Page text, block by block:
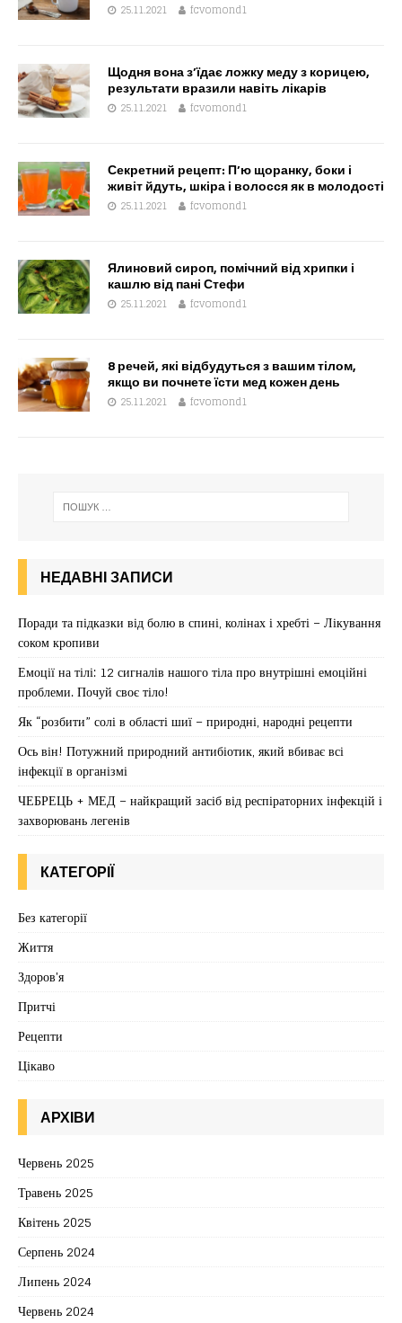
25.11.2021 fcvomond1
Щодня вона з’їдає ложку меду з корицею,
результати вразили навіть лікарів
25.11.2021 fcvomond1
Секретний рецепт: П’ю щоранку, боки і
живіт йдуть, шкіра і волосся як в молодості
25.11.2021 fcvomond1
Ялиновий сироп, помічний від хрипки і
кашлю від пані Стефи
25.11.2021 fcvomond1
8 речей, які відбудуться з вашим тілом,
якщо ви почнете їсти мед кожен день
25.11.2021 fcvomond1
НЕДАВНІ ЗАПИСИ
Поради та підказки від болю в спині, колінах і хребті – Лікування
соком кропиви
Емоції на тілі: 12 сигналів нашого тіла про внутрішні емоційні
проблеми. Почуй своє тіло!
Як “розбити” солі в області шиї – природні, народні рецепти
Ось він! Потужний природний антибіотик, який вбиває всі
інфекції в організмі
ЧЕБРЕЦЬ + МЕД – найкращий засіб від респіраторних інфекцій і
захворювань легенів
КАТЕГОРІЇ
Без категорії
Життя
Здоров'я
Притчі
Рецепти
Цікаво
АРХІВИ
Червень 2025
Травень 2025
Квітень 2025
Серпень 2024
Липень 2024
Червень 2024